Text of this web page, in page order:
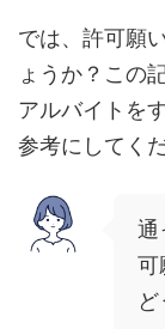
では、許可願
ょうか？この
アルバイトを
参考にしてく
通
可